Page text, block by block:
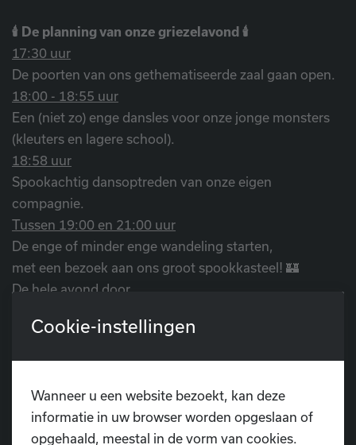
🕯️ De planning van onze griezelavond 🕯️
17:30 uur
De poorten van ons gethematiseerde zaal gaan open.
18:00 - 18:55 uur
Een (niet zo) enge dansles voor onze jonge monsters
(kleuters en lagere school).
18:58 uur
Spookachtig dansoptreden van onze eigen
compagnie.
Tussen 19:00 en 21:00 uur
De enge of minder enge wandeling starten,
met een bezoek aan ons groot spookkasteel! 🏰
De hele avond door
spookachtige make-over, en natuurlijk lekker eten en
🕸️ Durf jij mee te doen? 🕸️
De toegang is€4 per persoon in voorverkoop, en €5
aan de deur. Iedereen is welkom, of je nu lid bent of
Cookie-instellingen
Wanneer u een website bezoekt, kan deze
informatie in uw browser worden opgeslaan of
opgehaald, meestal in de vorm van cookies.